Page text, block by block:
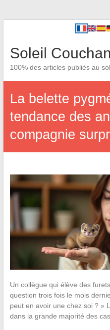
Soleil
100% des articles publiés au
La belette
tendance des
compagnie
Un collègue qui élève des
question trois fois le mois
peut en avoir une chez soi ? »
dans la grande majorité des cas.